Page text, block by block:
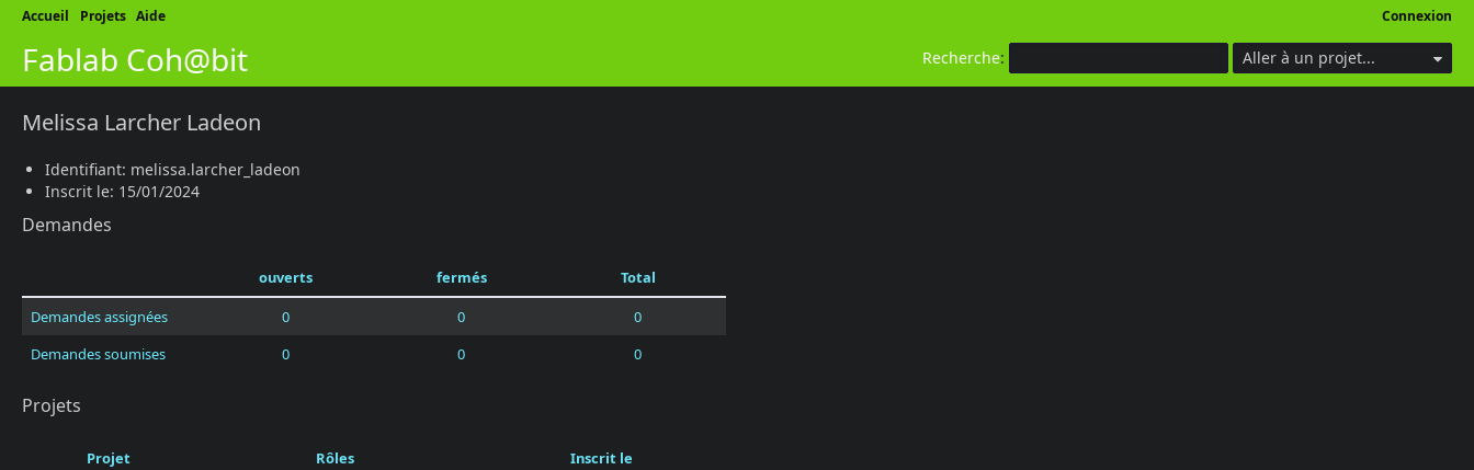
Connexion
Accueil Projets Aide
Recherche: Aller à un projet...
Fablab Coh@bit
Melissa Larcher Ladeon
Identifiant: melissa.larcher_ladeon
Inscrit le: 15/01/2024
Demandes
ouverts fermés
Total
Demandes assignées
0 0
0
Demandes soumises
0 0 0
Projets
Projet Rôles
Inscrit le